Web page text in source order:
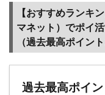
のお
買い
物サ
イ
イト
【おすすめランキ
マネット）でポイ
（過去最高ポイン
過去最高ポイ